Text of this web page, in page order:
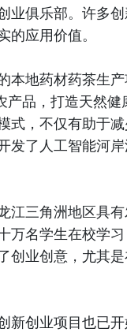
业俱乐部。许多
的应用价值。
本地药材药茶生
产品，打造天然
式，不仅有助于
发了人工智能河
江三角洲地区具
万名学生在校学
创业创意，尤其
新创业项目也已